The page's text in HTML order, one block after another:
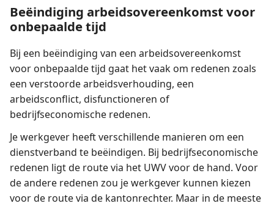
Beëindiging arbeidsovereenkomst voor
onbepaalde tijd
Bij een beëindiging van een arbeidsovereenkomst
voor onbepaalde tijd gaat het vaak om redenen zoals
een verstoorde arbeidsverhouding, een
arbeidsconflict, disfunctioneren of
bedrijfseconomische redenen.
Je werkgever heeft verschillende manieren om een
dienstverband te beëindigen. Bij bedrijfseconomische
redenen ligt de route via het UWV voor de hand. Voor
de andere redenen zou je werkgever kunnen kiezen
voor de route via de kantonrechter. Maar in de meeste